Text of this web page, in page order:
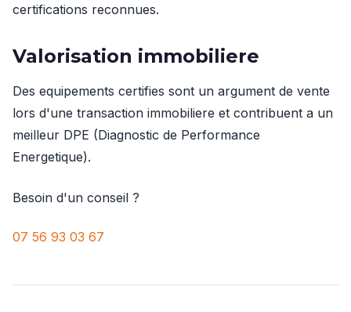
certifications reconnues.
Valorisation immobiliere
Des equipements certifies sont un argument de vente
lors d'une transaction immobiliere et contribuent a un
meilleur DPE (Diagnostic de Performance
Energetique).
Besoin d'un conseil ?
07 56 93 03 67